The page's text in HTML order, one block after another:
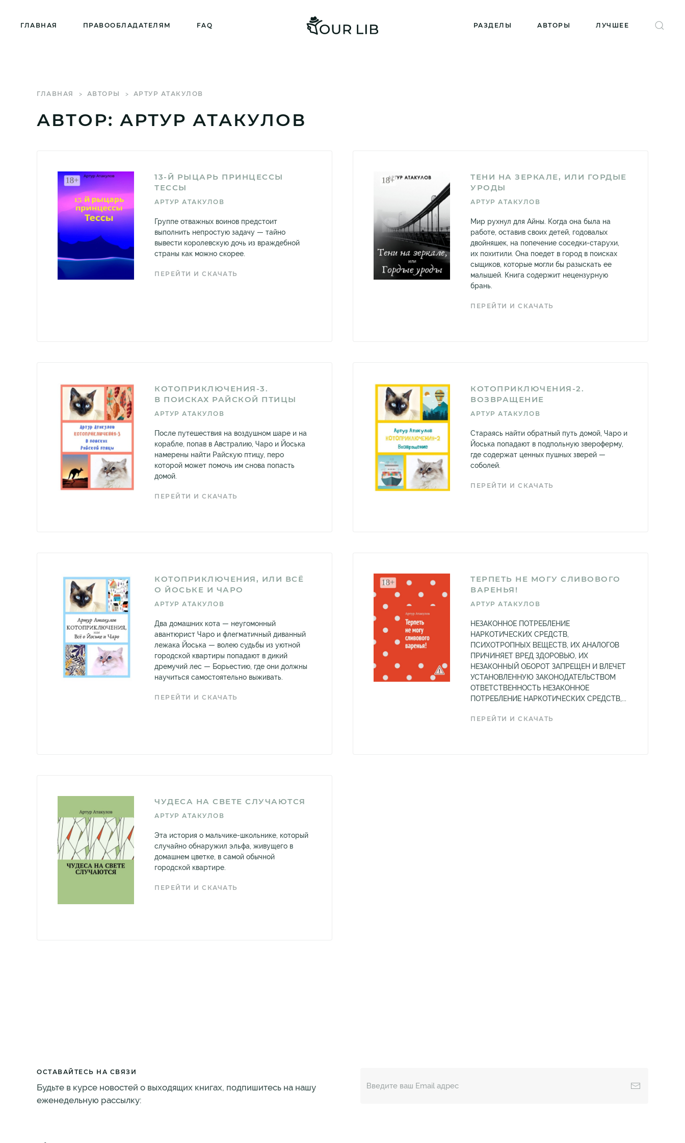
ГЛАВНАЯ ПРАВООБЛАДАТЕЛЯМ FAQ РАЗДЕЛЫ АВТОРЫ ЛУЧШЕЕ
ГЛАВНАЯ АВТОРЫ АРТУР АТАКУЛОВ
АВТОР: АРТУР АТАКУЛОВ
13-Й РЫЦАРЬ ПРИНЦЕССЫ
ТЕССЫ
АРТУР АТАКУЛОВ
Группе отважных воинов предстоит
выполнить непростую задачу — тайно
вывести королевскую дочь из враждебной
страны как можно скорее.
ПЕРЕЙТИ И СКАЧАТЬ
ТЕНИ НА ЗЕРКАЛЕ, ИЛИ ГОРДЫЕ
УРОДЫ
АРТУР АТАКУЛОВ
Мир рухнул для Айны. Когда она была на
работе, оставив своих детей, годовалых
двойняшек, на попечение соседки-старухи,
их похитили. Она поедет в город в поисках
сыщиков, которые могли бы разыскать ее
малышей. Книга содержит нецензурную
брань.
ПЕРЕЙТИ И СКАЧАТЬ
КОТОПРИКЛЮЧЕНИЯ-3.
В ПОИСКАХ РАЙСКОЙ ПТИЦЫ
АРТУР АТАКУЛОВ
После путешествия на воздушном шаре и на
корабле, попав в Австралию, Чаро и Йоська
намерены найти Райскую птицу, перо
которой может помочь им снова попасть
домой.
ПЕРЕЙТИ И СКАЧАТЬ
КОТОПРИКЛЮЧЕНИЯ-2.
ВОЗВРАЩЕНИЕ
АРТУР АТАКУЛОВ
Стараясь найти обратный путь домой, Чаро и
Йоська попадают в подпольную звероферму,
где содержат ценных пушных зверей —
соболей.
ПЕРЕЙТИ И СКАЧАТЬ
КОТОПРИКЛЮЧЕНИЯ, ИЛИ ВСЁ
О ЙОСЬКЕ И ЧАРО
АРТУР АТАКУЛОВ
Два домашних кота — неугомонный
авантюрист Чаро и флегматичный диванный
лежака Йоська — волею судьбы из уютной
городской квартиры попадают в дикий
дремучий лес — Борьестию, где они должны
научиться самостоятельно выживать.
ПЕРЕЙТИ И СКАЧАТЬ
ТЕРПЕТЬ НЕ МОГУ СЛИВОВОГО
ВАРЕНЬЯ!
АРТУР АТАКУЛОВ
НЕЗАКОННОЕ ПОТРЕБЛЕНИЕ
НАРКОТИЧЕСКИХ СРЕДСТВ,
ПСИХОТРОПНЫХ ВЕЩЕСТВ, ИХ АНАЛОГОВ
ПРИЧИНЯЕТ ВРЕД ЗДОРОВЬЮ, ИХ
НЕЗАКОННЫЙ ОБОРОТ ЗАПРЕЩЕН И ВЛЕЧЕТ
УСТАНОВЛЕННУЮ ЗАКОНОДАТЕЛЬСТВОМ
ОТВЕТСТВЕННОСТЬ НЕЗАКОННОЕ
ПОТРЕБЛЕНИЕ НАРКОТИЧЕСКИХ СРЕДСТВ,...
ПЕРЕЙТИ И СКАЧАТЬ
ЧУДЕСА НА СВЕТЕ СЛУЧАЮТСЯ
АРТУР АТАКУЛОВ
Эта история о мальчике-школьнике, который
случайно обнаружил эльфа, живущего в
домашнем цветке, в самой обычной
городской квартире.
ПЕРЕЙТИ И СКАЧАТЬ
ОСТАВАЙТЕСЬ НА СВЯЗИ
Будьте в курсе новостей о выходящих книгах, подпишитесь на нашу
еженедельную рассылку: